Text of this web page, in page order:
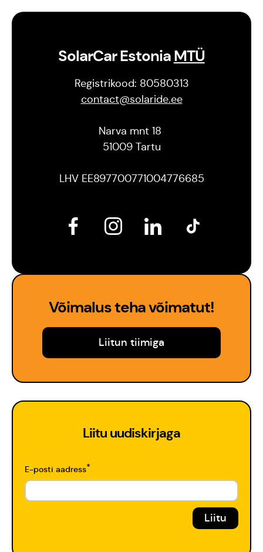
SolarCar EstoniaMTÜ
Registrikood: 80580313
contact@solaride.ee
Narva mnt 18
51009 Tartu
LHV EE897700771004776685
Võimalus teha võimatut!
Liitun tiimiga
Liitu uudiskirjaga
E-posti aadress*